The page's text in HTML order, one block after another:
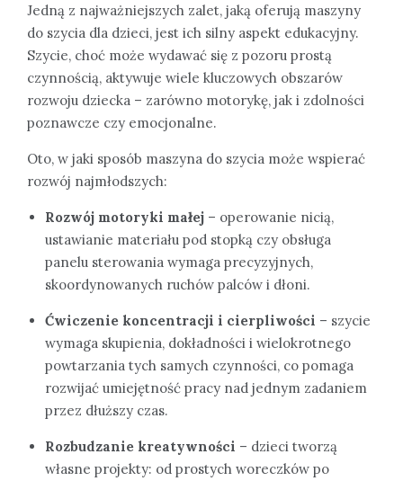
Jedną z najważniejszych zalet, jaką oferują maszyny
do szycia dla dzieci, jest ich silny aspekt edukacyjny.
Szycie, choć może wydawać się z pozoru prostą
czynnością, aktywuje wiele kluczowych obszarów
rozwoju dziecka – zarówno motorykę, jak i zdolności
poznawcze czy emocjonalne.
Oto, w jaki sposób maszyna do szycia może wspierać
rozwój najmłodszych:
Rozwój motoryki małej – operowanie nicią,
ustawianie materiału pod stopką czy obsługa
panelu sterowania wymaga precyzyjnych,
skoordynowanych ruchów palców i dłoni.
Ćwiczenie koncentracji i cierpliwości – szycie
wymaga skupienia, dokładności i wielokrotnego
powtarzania tych samych czynności, co pomaga
rozwijać umiejętność pracy nad jednym zadaniem
przez dłuższy czas.
Rozbudzanie kreatywności – dzieci tworzą
własne projekty: od prostych woreczków po